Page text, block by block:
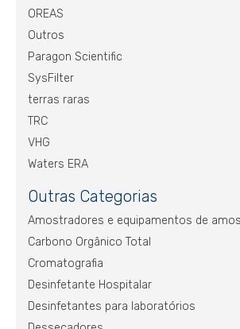
OREAS
Outros
Paragon Scientific
SysFilter
terras raras
TRC
VHG
Waters ERA
Outras Categorias
Amostradores e equipamentos de
Carbono Orgânico Total
Cromatografia
Desinfetante Hospitalar
Desinfetantes para laboratórios